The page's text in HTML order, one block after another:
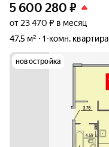
5 600 280 ₽
от 23 470 ₽ в месяц
47,5 м²
1-комн. квартира
новостройка